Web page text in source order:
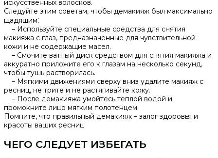
искусственных волосков.​
Следуйте этим советам, чтобы демакияж был максимально
щадящим⁚
– Используйте специальные средства для снятия
макияжа с глаз, предназначенные для чувствительной
кожи и не содержащие масел.​
– Смочите ватный диск средством для снятия макияжа и
аккуратно приложите его к глазам на несколько секунд,
чтобы тушь растворилась.​
– Мягкими движениями сверху вниз удалите макияж с
ресниц, не трите и не растягивайте кожу.​
– После демакияжа умойтесь теплой водой и
промокните лицо мягким полотенцем.
Помните, что правильный демакияж – залог здоровья и
красоты ваших ресниц.​
ЧЕГО СЛЕДУЕТ ИЗБЕГАТЬ